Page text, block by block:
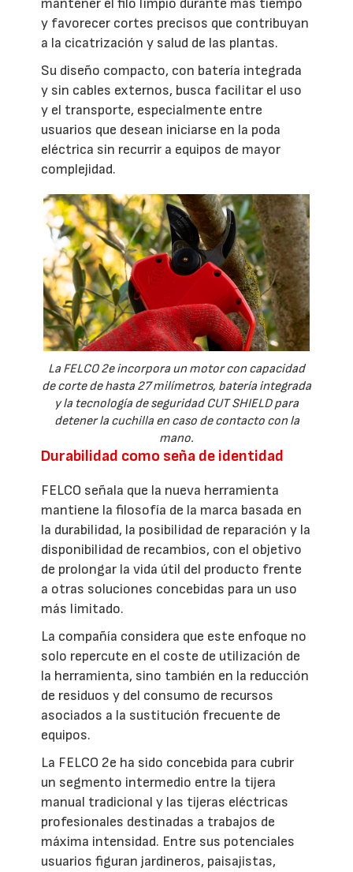
y favorecer cortes precisos que contribuyan
a la cicatrización y salud de las plantas.
Su diseño compacto, con batería integrada
y sin cables externos, busca facilitar el uso
y el transporte, especialmente entre
usuarios que desean iniciarse en la poda
eléctrica sin recurrir a equipos de mayor
complejidad.
La FELCO 2e incorpora un motor con capacidad
de corte de hasta 27 milímetros, batería integrada
y la tecnología de seguridad CUT SHIELD para
detener la cuchilla en caso de contacto con la
mano.
Durabilidad como seña de identidad
FELCO señala que la nueva herramienta
mantiene la filosofía de la marca basada en
la durabilidad, la posibilidad de reparación y la
disponibilidad de recambios, con el objetivo
de prolongar la vida útil del producto frente
a otras soluciones concebidas para un uso
más limitado.
La compañía considera que este enfoque no
solo repercute en el coste de utilización de
la herramienta, sino también en la reducción
de residuos y del consumo de recursos
asociados a la sustitución frecuente de
equipos.
La FELCO 2e ha sido concebida para cubrir
un segmento intermedio entre la tijera
manual tradicional y las tijeras eléctricas
profesionales destinadas a trabajos de
máxima intensidad. Entre sus potenciales
usuarios figuran jardineros, paisajistas,